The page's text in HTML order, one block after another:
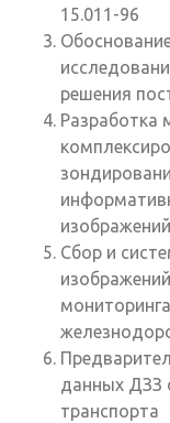
15.011-96
решения
Разработка
изображений
Сбор и
данных ДЗЗ
транспорта